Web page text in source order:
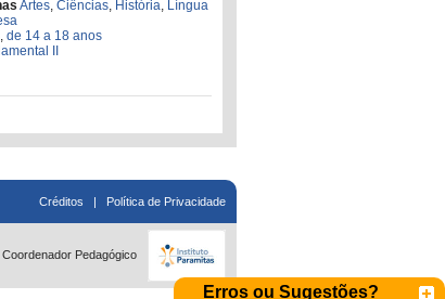
Artes Ciências História Língua
de 14 a 18 anos
II
Créditos | Política de Privacidade
Coordenador Pedagógico
Erros ou Sugestões?